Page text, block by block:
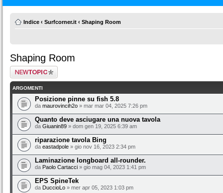
Indice ‹ Surfcorner.it ‹ Shaping Room
Shaping Room
Scrivi un nuovo
argomento
ARGOMENTI
Posizione pinne su fish 5.8
da maurovincih2o » mar mar 04, 2025 7:26 pm
Quanto deve asciugare una nuova tavola
da Giuanin89 » dom gen 19, 2025 6:39 am
riparazione tavola Bing
da eastadpole » gio nov 16, 2023 2:34 pm
Laminazione longboard all-rounder.
da Paolo Cartacci » gio mag 04, 2023 1:41 pm
EPS SpineTek
da DuccioLo » mer apr 05, 2023 1:03 pm